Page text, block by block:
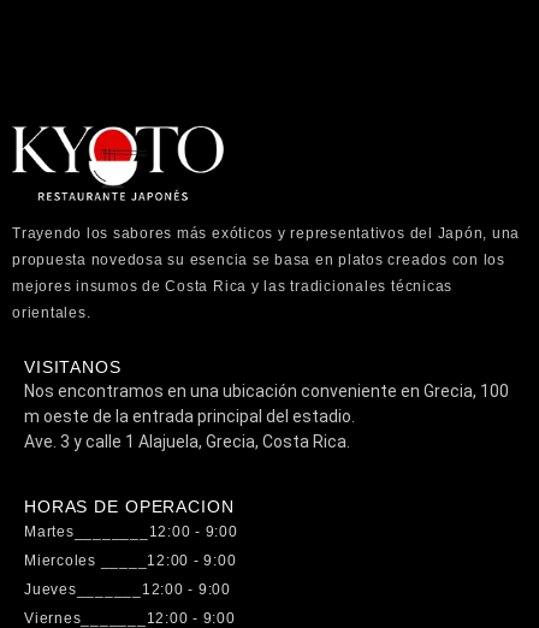
Trayendo los sabores más exóticos y representativos del Japón, una
propuesta novedosa su esencia se basa enplatos creados con los
mejores insumos de Costa Rica y las tradicionales técnicas
orientales.
VISITANOS
Nos encontramos en una ubicación conveniente en Grecia, 100
m oeste de la entrada principal del estadio.
Ave. 3 y calle 1 Alajuela, Grecia, Costa Rica.
HORAS DE OPERACION
Martes________12:00 - 9:00
Miercoles _____12:00 - 9:00
Jueves_______12:00 - 9:00
Viernes_______12:00 - 9:00